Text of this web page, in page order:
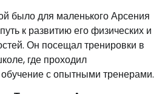
было для маленького Арсения
к развитию его физических и
Он посещал тренировки в
где проходил
с опытными тренерами.